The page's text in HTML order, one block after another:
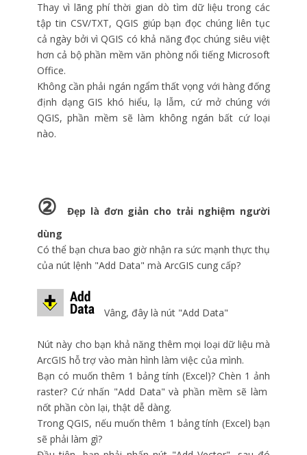
Thay vì lãng phí thời gian dò tìm dữ liệu trong các
tập tin CSV/TXT, QGIS giúp bạn đọc chúng liên tục
cả ngày bởi vì QGIS có khả năng đọc chúng siêu việt
hơn cả bộ phần mềm văn phòng nổi tiếng Microsoft
Office.
Không cần phải ngán ngẩm thất vọng với hàng đống
định dạng GIS khó hiểu, lạ lẫm, cứ mở chúng với
QGIS, phần mềm sẽ làm không ngán bất cứ loại
nào.
②
Đẹp là đơn giản cho trải nghiệm người
dùng
Có thể bạn chưa bao giờ nhận ra sức mạnh thực thụ
của nút lệnh "Add Data" mà ArcGIS cung cấp?
Vâng, đây là nút "Add Data"
Nút này cho bạn khả năng thêm mọi loại dữ liệu mà
ArcGIS hỗ trợ vào màn hình làm việc của mình.
Bạn có muốn thêm 1 bảng tính (Excel)? Chèn 1 ảnh
raster? Cứ nhấn "Add Data" và phần mềm sẽ làm
nốt phần còn lại, thật dễ dàng.
Trong QGIS, nếu muốn thêm 1 bảng tính (Excel) bạn
sẽ phải làm gì?